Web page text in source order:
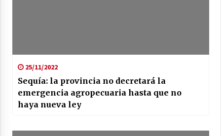
25/11/2022
Sequía: la provincia no decretará la
emergencia agropecuaria hasta que no
haya nueva ley